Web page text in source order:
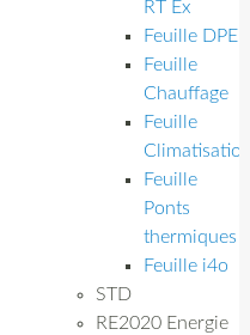
RT Ex
Feuille DPE
Feuille
Chauffage
Feuille
Climatisation
Feuille
Ponts
thermiques
Feuille i4o
STD
RE2020 Energie